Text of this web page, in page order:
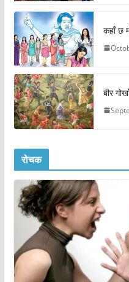
कहाँ छ
बीर
रोचक